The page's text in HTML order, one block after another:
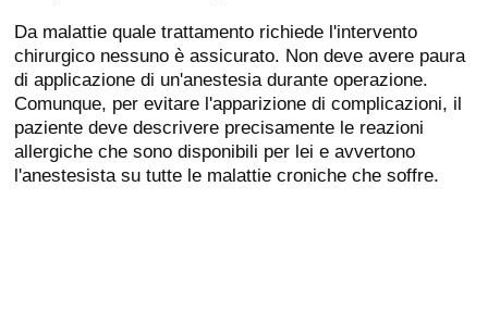
Da malattie quale trattamento richiede l'intervento
chirurgico nessuno è assicurato. Non deve avere paura
di applicazione di un'anestesia durante operazione.
Comunque, per evitare l'apparizione di complicazioni, il
paziente deve descrivere precisamente le reazioni
allergiche che sono disponibili per lei e avvertono
l'anestesista su tutte le malattie croniche che soffre.